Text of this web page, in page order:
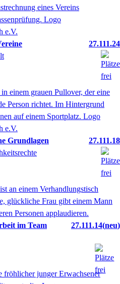
27.111.24
Grundlagen
27.111.18
im Team
27.111.14 neu